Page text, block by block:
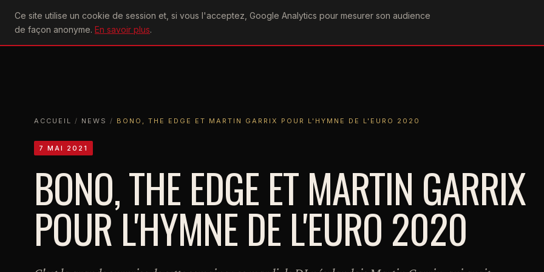
Ce site utilise un cookie de session et, si vous l'acceptez, Google Analytics pour mesurer son audience
de façon anonyme. En savoir plus.
U2achtung
ACCUEIL
ACTU CONCERTS DISCOGRAPHIEPAROLESVIDÉOGRAPHIEFORUMS
ACCUEIL / NEWS / BONO, THE EDGE ET MARTIN GARRIX POUR L'HYMNE DE L'EURO 2020
7 MAI 2021
BONO, THE EDGE ET MARTIN GARRIX
POUR L'HYMNE DE L'EURO 2020